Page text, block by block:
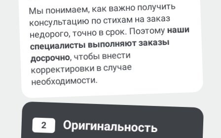
Мы понимаем, как важно получить
консультацию по стихам на заказ
недорого, точно в срок. Поэтомунаши
специалисты выполняют заказы
досрочно, чтобы внести
корректировки в случае
необходимости.
2 Оригинальность